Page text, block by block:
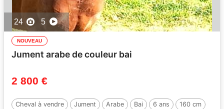
24 5
NOUVEAU
Jument arabe de couleur bai
2 800 €
Cheval à vendre Jument Arabe Bai 6 ans 160 cm